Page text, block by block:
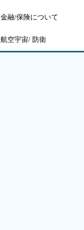
金融/保険について
航空宇宙/ 防衛